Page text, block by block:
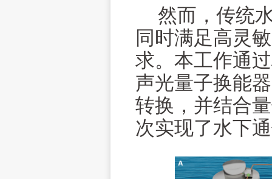
然而，传统
同时满足高灵
求。本工作通
声光量子换能
转换，并结合
次实现了水下